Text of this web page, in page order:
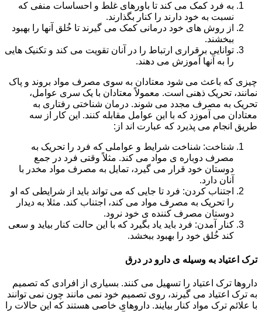
به فرد کمک می کند تا باورهای غلط و احساسات منفی که
نسبت به خود دارند را کنار بگذارند.
از روش های خود درمانی کمک می گیرند تا خُلق آنها را بهبود
ببخشند.
توانایی برقراری ارتباط را در آنان تقویت می کند و تکنیک هایی
را به آنها آموزش می دهند.
چیزی که باعث می شود معتادان به سوی مصرف مواد بروند و پاک
نمانند، تحریک ذهنی است. معمولاً معتادان با یک سری عوامل،
تحریک به مصرف مجدد می شوند. درمان شناختی رفتاری به
معتادان می آموزد که با این عوامل مقابله کنند. این کار از سه
طریق انجام می پذیرد که عبارت اند از:
شناخت: شناخت شرایط و عواملی که فرد را تحریک به
مصرف دوباره ی مواد می کند. مثلاً وقتی فرد در جمع
دوستان خود قرار می گیرد، تمایل به مصرف مواد مخدر با
آنان دارد.
اجتناب کردن: فرد تا جایی که می تواند باید از شرایطی که او
را تحریک به مصرف مواد می کند، اجتناب کند. مثلا به دیدار
دوستان مصرف کننده ی خود نرود.
کنار آمدن: فرد باید یاد بگیرد که با این حالت کنار بیاید و سعی
کند خُلق خود را بهبود ببخشد.
ترک اعتیاد به وسیله ی دارو در درق
داروها ترک اعتیاد را تسهیل می کنند. بسیاری از افرادی که تصمیم
به ترک اعتیاد می گیرند، روی تصمیم خود نمی مانند چون نمی توانند
با علائم ترک مواد کنار بیایند. داروهای خاصی هستند که این حالات را